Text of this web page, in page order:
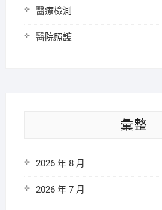
醫療檢測
醫院照護
彙整
2026 年 8 月
2026 年 7 月